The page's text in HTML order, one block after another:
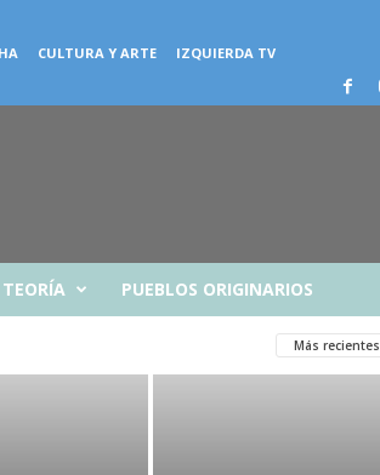
CULTURA Y ARTE IZQUIERDA TV
PUEBLOS ORIGINARIOS
Más recientes